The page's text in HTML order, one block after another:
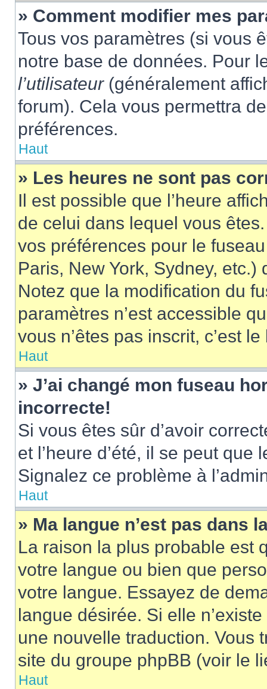
» Comment modifier mes
Tous vos paramètres (si vous
notre base de données. Pour
l’utilisateur(généralement
forum). Cela vous permettra
préférences.
Haut
» Les heures ne sont pas
Il est possible que l’heure
de celui dans lequel vous
vos préférences pour le
Paris, New York, Sydney, etc.)
Notez que la modification du
paramètres n’est accessible
vous n’êtes pas inscrit, c’est
Haut
» J’ai changé mon fuseau
incorrecte!
Si vous êtes sûr d’avoir
et l’heure d’été, il se peut que
Signalez ce problème à
Haut
» Ma langue n’est pas dans
La raison la plus probable est
votre langue ou bien que
votre langue. Essayez de
langue désirée. Si elle
une nouvelle traduction. Vous
site du groupe phpBB (voir le
Haut